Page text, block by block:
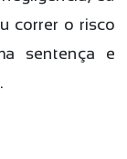
correr o risco
sentença e